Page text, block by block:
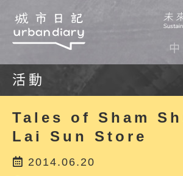
中
活動
Tales of Sham
Lai Sun Store
2014.06.20